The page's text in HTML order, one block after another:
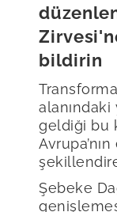
bildirin
geldiği bu
Şebeke